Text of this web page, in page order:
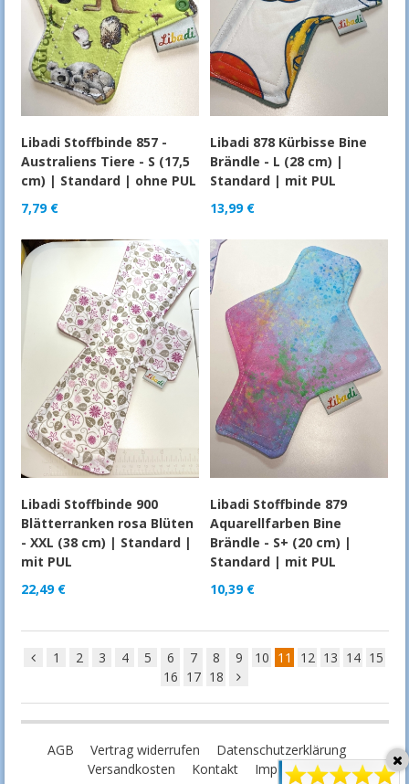
Libadi Stoffbinde 857 -
Australiens Tiere - S (17,5
cm) | Standard | ohne PUL
7,79 €
Libadi 878 Kürbisse Bine
Brändle - L (28 cm) |
Standard | mit PUL
13,99 €
Libadi Stoffbinde 900
Blätterranken rosa Blüten
- XXL (38 cm) | Standard |
mit PUL
22,49 €
Libadi Stoffbinde 879
Aquarellfarben Bine
Brändle - S+ (20 cm) |
Standard | mit PUL
10,39 €
1 2 3 4 5 6 7 8 9 10 11 12 13 14 15
16 17 18
AGB Vertrag widerrufen
Datenschutzerklärung
Versandkosten
Kontakt Impressum